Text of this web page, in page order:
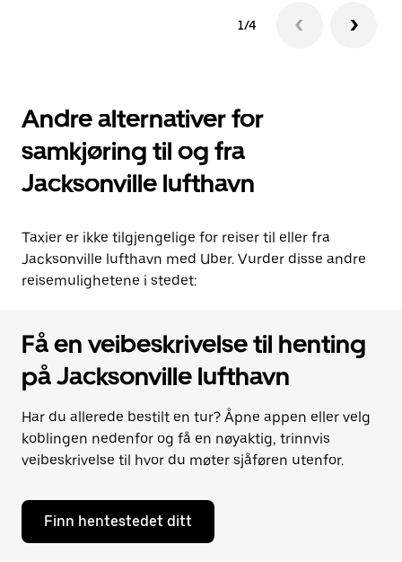
1/4
Andre alternativer for
samkjøring til og fra
Jacksonville lufthavn
Taxier er ikke tilgjengelige for reiser til eller fra
Jacksonville lufthavn med Uber. Vurder disse andre
reisemulighetene i stedet:
Få en veibeskrivelse til henting
på Jacksonville lufthavn
Har du allerede bestilt en tur? Åpne appen eller velg
koblingen nedenfor og få en nøyaktig, trinnvis
veibeskrivelse til hvor du møter sjåføren utenfor.
Finn hentestedet ditt